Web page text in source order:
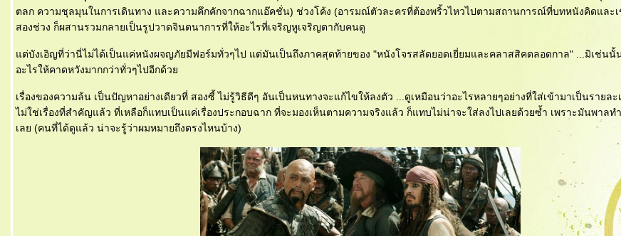
ตลก ความชุลมุนในการเดินทาง และความคึกคักจากฉากแอ๊คชั่น) ช่วงโค้ง (อารมณ์ตัวละครที่ต้องพริ้วไหวไปตามสถานการณ์ที่บทหนังคิดและ
สองช่วง ก็ผสานรวมกลายเป็นรูปวาดจินตนาการที่ให้อะไรที่เจริญหูเจริญตากับคนดู
ต่บังเอิญที่ว่านี่ไม่ได้เป็นแค่หนังผจญภัยมีฟอร์มทั่วๆไป แต่มันเป็นถึงภาคสุดท้ายของ "หนังโจรสลัดยอดเยี่ยมและคลาสสิคตลอดกาล" ...มิเช่นนั้
อะไรให้คาดหวังมากกว่าทั่วๆไปอีกด้ว
เรื่องของความล้น เป็นปัญหาอย่างเดียวที่ สองซี้ ไม่รู้วิธีดีๆ อันเป็นหนทางจะแก้ไขให้ลงตัว ...ดูเหมือนว่าอะไรหลายๆอย่างที่ใส่เข้ามาเป็นรายล
ไม่ใช่เรื่องที่สำคัญแล้ว ที่เหลือก็แทบเป็นแค่เรื่องประกอบฉาก ที่จะมองเห็นตามความจริงแล้ว ก็แทบไม่น่าจะใส่ลงไปเลยด้วยซ้ำ เพราะมันพาล
เลย (คนที่ได้ดูแล้ว น่าจะรู้ว่าผมหมายถึงตรงไหนบ้าง)